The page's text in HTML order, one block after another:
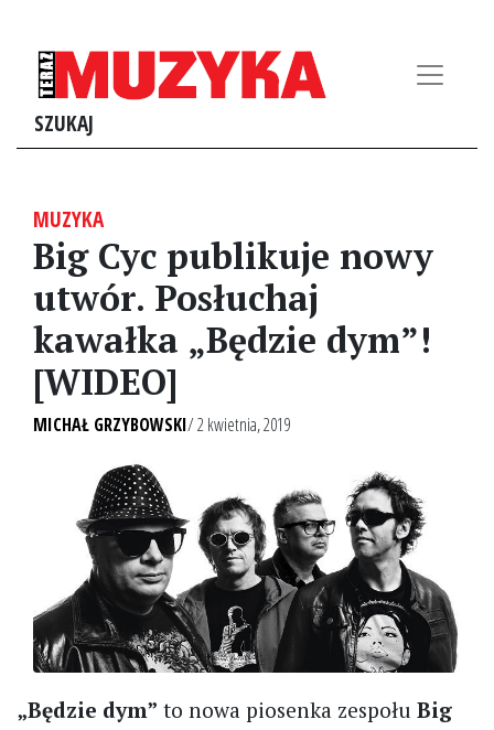
SZUKAJ
MUZYKA
Big Cyc publikuje nowy
utwór. Posłuchaj
kawałka „Będzie dym”!
[WIDEO]
MICHAŁ GRZYBOWSKI/ 2 kwietnia, 2019
„Będzie dym” to nowa piosenka zespołu Big